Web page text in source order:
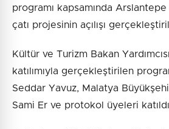
programı kapsamında Arslantepe
çatı projesinin açılışı
Kültür ve Turizm Bakan
katılımıyla gerçekleştirilen
Seddar Yavuz, Malatya
Sami Er ve protokol üyeleri